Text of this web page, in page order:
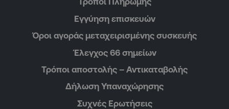
Εγγύηση επισκευών
Όροι αγοράς μεταχειρισμένης συσκευής
Έλεγχος 66 σημείων
Τρόποι αποστολής – Αντικαταβολής
Δήλωση Υπαναχώρησης
Συχνές Ερωτήσεις